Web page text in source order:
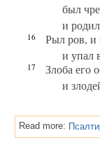
был
и
16
Рыл ров, и
и упал
17
Злоба его
и
Read more: